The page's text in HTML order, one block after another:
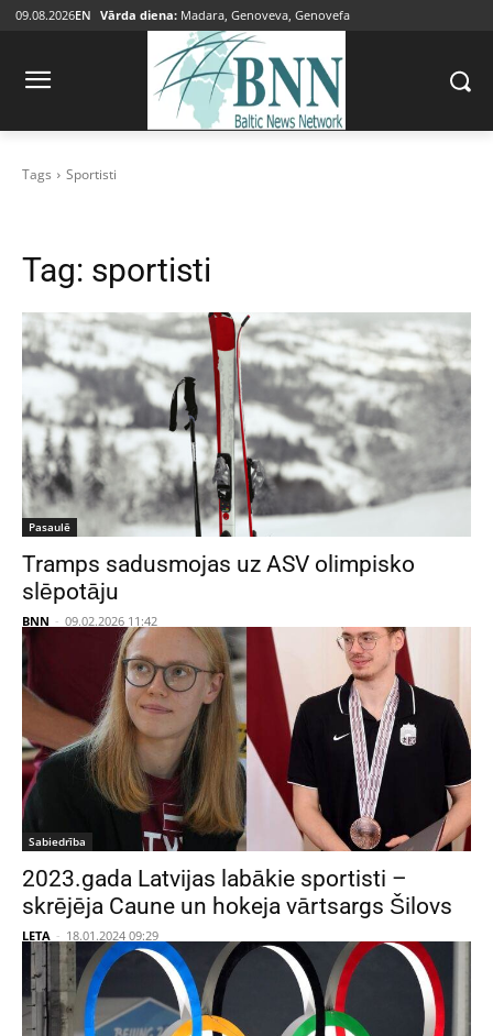
09.08.2026EN Vārda diena: Madara, Genoveva, Genovefa
Tags Sportisti
Tag: sportisti
Pasaulē
Tramps sadusmojas uz ASV olimpisko
slēpotāju
BNN - 09.02.2026 11:42
Sabiedrība
2023.gada Latvijas labākie sportisti –
skrējēja Caune un hokeja vārtsargs Šilovs
LETA - 18.01.2024 09:29